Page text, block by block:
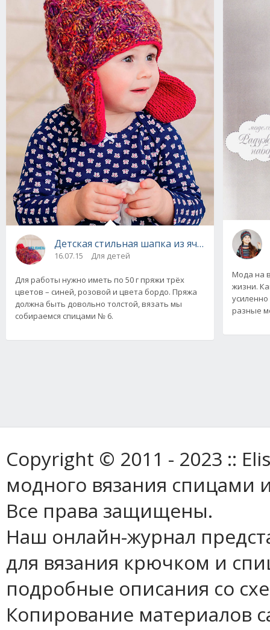
Детская стильная шапка из ячеек вязаная
16.07.15 Для детей
Для работы нужно иметь по 50 г пряжи трёх
цветов – синей, розовой и цвета бордо. Пряжа
должна быть довольно толстой, вязать мы
собираемся спицами № 6.
Мода на
жизни.
разные
Copyright © 2011 - 2023 ::
модного вязания спицами
Все права защищены.
Наш онлайн-журнал
для вязания крючком и
подробные описания со
Копирование материалов